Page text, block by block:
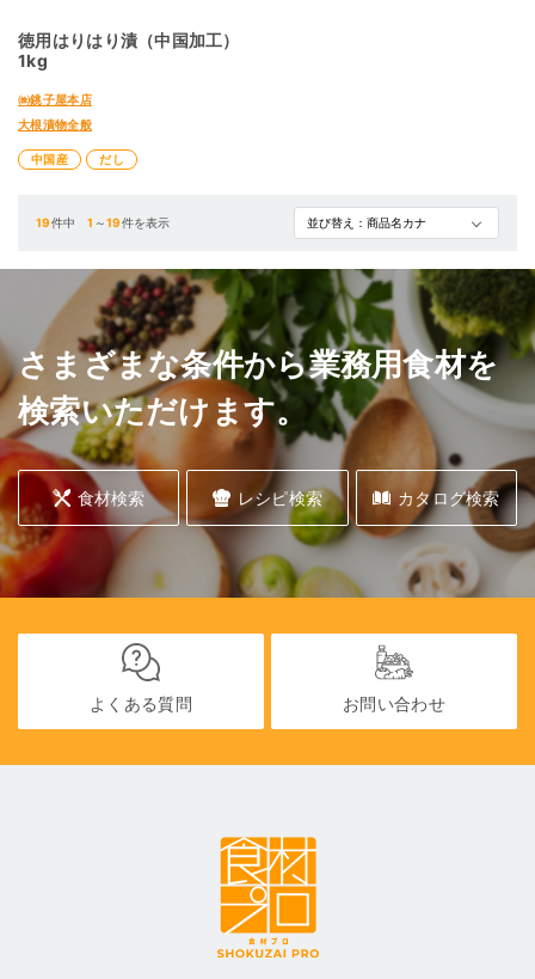
徳用はりはり漬（中国加工）
1kg
㈱銚子屋本店
大根漬物全般
中国産 だし
19件中1 ～19件を表示
さまざまな条件から業務用食材を
検索いただけます。
食材検索 レシピ検索 カタログ検索
よくある質問 お問い合わせ